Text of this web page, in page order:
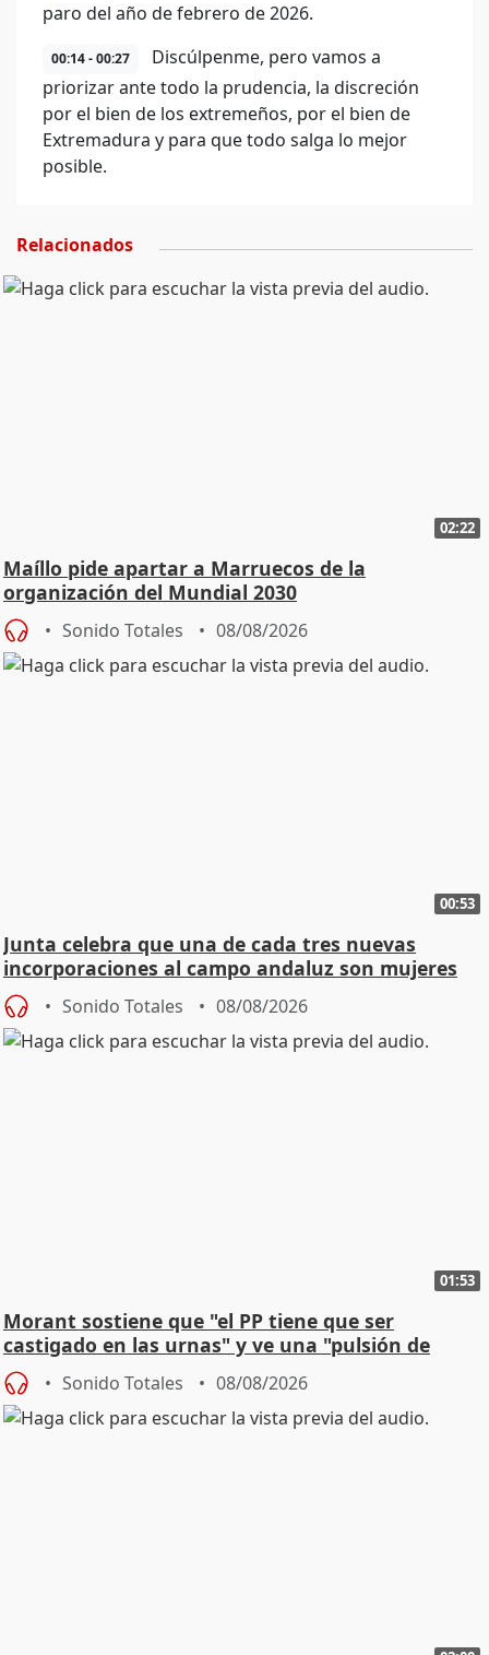
paro del año de febrero de 2026.
00:14 - 00:27
Discúlpenme, pero vamos a
priorizar ante todo la prudencia, la discreción
por el bien de los extremeños, por el bien de
Extremadura y para que todo salga lo mejor
posible.
Relacionados
02:22
Maíllo pide apartar a Marruecos de la
organización del Mundial 2030
Sonido Totales 08/08/2026
00:53
Junta celebra que una de cada tres nuevas
incorporaciones al campo andaluz son mujeres
jóvenes
Sonido Totales 08/08/2026
01:53
Morant sostiene que "el PP tiene que ser
castigado en las urnas" y ve una "pulsión de
cambio"
Sonido Totales 08/08/2026